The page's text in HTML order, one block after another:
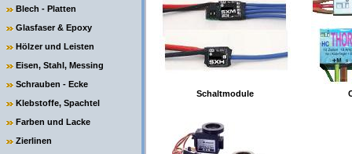
Blech - Platten
Glasfaser & Epoxy
Hölzer und Leisten
Eisen, Stahl, Messing
Schrauben - Ecke
Klebstoffe, Spachtel
Farben und Lacke
Zierlinen
Schaltmodule